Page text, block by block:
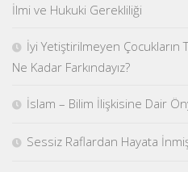
İlmi ve Hukuki Gerekliliği
İyi Yetiştirilmeyen Çocukların
Ne Kadar Farkındayız?
İslam – Bilim İlişkisine Dair
Sessiz Raflardan Hayata